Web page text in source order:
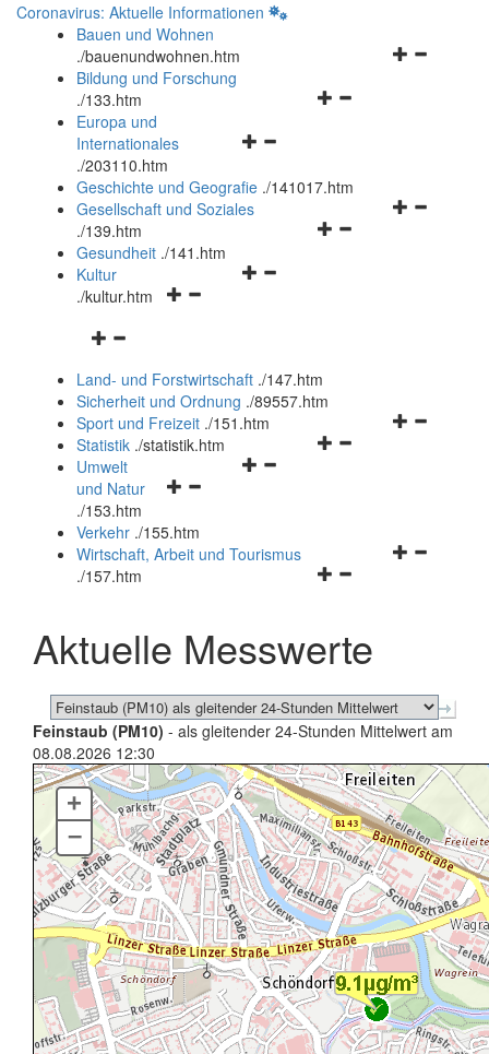
Coronavirus: Aktuelle Informationen
Bauen und Wohnen
./bauenundwohnen.htm
Navigationsmenü
Bildung und Forschung
./133.htm
Navigationsmenü
und
schließen
Europa und
Internationales
./203110.htm
Geschichte und Geografie ./141017.htm
Navigationsmenü
Gesellschaft und Soziales
./139.htm
Navigationsmenü
Gesundheit ./141.htm
Navigationsmenü
Kultur
./kultur.htm
Navigationsmenü
und
schließen
Land- und Forstwirtschaft ./147.htm
Sicherheit und Ordnung ./89557.htm
Navigationsmenü
Sport und Freizeit ./151.htm
Navigationsmenü
Statistik ./statistik.htm
Navigationsmenü
und
schließen
Umwelt
und Natur
./153.htm
Verkehr ./155.htm
Navigationsmenü
schließen
Wirtschaft, Arbeit und Tourismus
./157.htm
Aktuelle Messwerte
Feinstaub (PM10) - als gleitender 24-Stunden Mittelwert am
08.08.2026 12:30
+
–